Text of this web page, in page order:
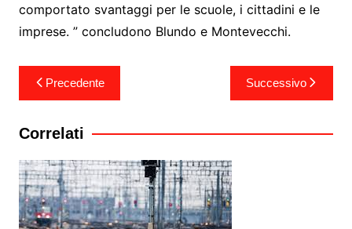
comportato svantaggi per le scuole, i cittadini e le
imprese. ” concludono Blundo e Montevecchi.
Navigazione
articoli
Precedente Successivo
Correlati